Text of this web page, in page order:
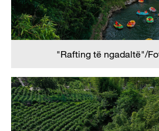
"Rafting të ngadaltë"/